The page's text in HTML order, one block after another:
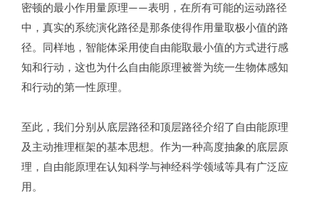
密顿的最小作用量原理——表明，在所有可能的运动路径
中，真实的系统演化路径是那条使得作用量取极小值的路
径。同样地，智能体采用使自由能取最小值的方式进行感
知和行动，这也为什么自由能原理被誉为统一生物体感知
和行动的第一性原理。
至此，我们分别从底层路径和顶层路径介绍了自由能原理
及主动推理框架的基本思想。作为一种高度抽象的底层原
理，自由能原理在认知科学与神经科学领域等具有广泛应
用。